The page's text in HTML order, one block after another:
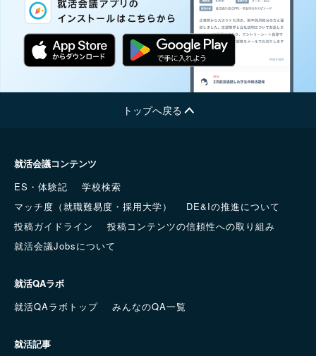
トップへ戻る
就活会議コンテンツ
ES・体験記
学校検索
マッチ度（就職難易度・採用大学）
DE&Iの推進について
投稿ガイドライン
投稿コンテンツの信頼性への取り組み
就活会議Jobsについて
就活QAラボ
就活QAラボトップ
みんなのQA一覧
就活記事